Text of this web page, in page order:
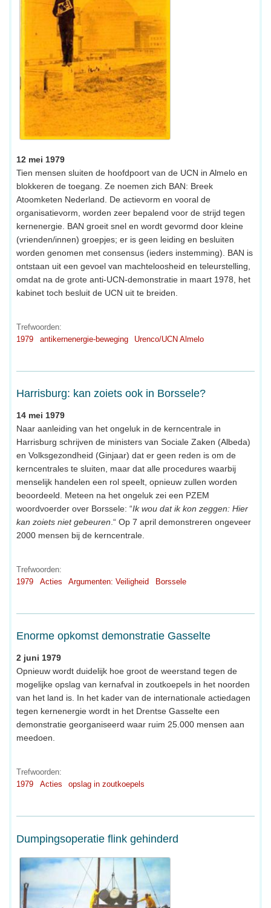
12 mei 1979
Tien mensen sluiten de hoofdpoort van de UCN in Almelo en
blokkeren de toegang. Ze noemen zich BAN: Breek
Atoomketen Nederland. De actievorm en vooral de
organisatievorm, worden zeer bepalend voor de strijd tegen
kernenergie. BAN groeit snel en wordt gevormd door kleine
(vrienden/innen) groepjes; er is geen leiding en besluiten
worden genomen met consensus (ieders instemming). BAN is
ontstaan uit een gevoel van machteloosheid en teleurstelling,
omdat na de grote anti-UCN-demonstratie in maart 1978, het
kabinet toch besluit de UCN uit te breiden.
Trefwoorden:
1979
antikernenergie-beweging Urenco/UCN Almelo
Harrisburg: kan zoiets ook in Borssele?
14 mei 1979
Naar aanleiding van het ongeluk in de kerncentrale in
Harrisburg schrijven de ministers van Sociale Zaken (Albeda)
en Volksgezondheid (Ginjaar) dat er geen reden is om de
kerncentrales te sluiten, maar dat alle procedures waarbij
menselijk handelen een rol speelt, opnieuw zullen worden
beoordeeld. Meteen na het ongeluk zei een PZEM
woordvoerder over Borssele: “Ik wou dat ik kon zeggen: Hier
kan zoiets niet gebeuren.“ Op 7 april demonstreren ongeveer
2000 mensen bij de kerncentrale.
Trefwoorden:
1979
Acties Argumenten: Veiligheid Borssele
Enorme opkomst demonstratie Gasselte
2 juni 1979
Opnieuw wordt duidelijk hoe groot de weerstand tegen de
mogelijke opslag van kernafval in zoutkoepels in het noorden
van het land is. In het kader van de internationale actiedagen
tegen kernenergie wordt in het Drentse Gasselte een
demonstratie georganiseerd waar ruim 25.000 mensen aan
meedoen.
Trefwoorden:
1979
Acties opslag in zoutkoepels
Dumpingsoperatie flink gehinderd